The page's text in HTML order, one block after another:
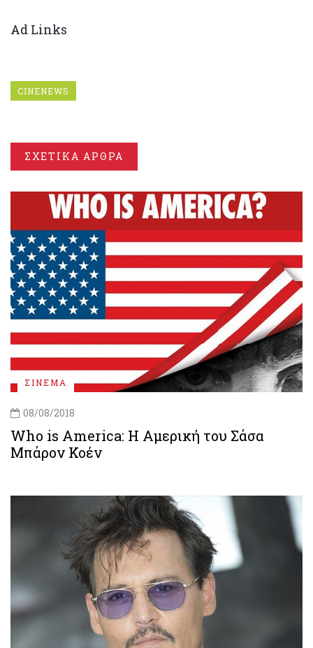
Ad Links
CINENEWS
ΣΧΕΤΙΚΑ ΑΡΘΡΑ
ΣΙΝΕΜΑ
08/08/2018
Who is America: Η Αμερική του Σάσα
Μπάρον Κοέν